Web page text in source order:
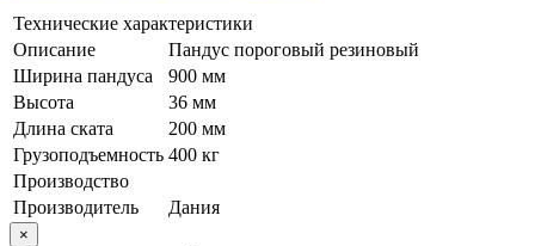
Технические характеристики
Описание
Пандус пороговый резиновый
Ширина пандуса
900 мм
Высота
36 мм
Длина ската
200 мм
Грузоподъемность 400 кг
Производство
Производитель
Дания
×